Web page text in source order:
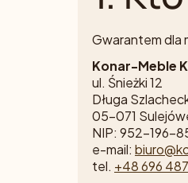
Gwarantem dla
Konar-Meble
ul. Śnieżki 12
Długa
05-071
NIP: 952-196-
e-mail:
tel. +48 696